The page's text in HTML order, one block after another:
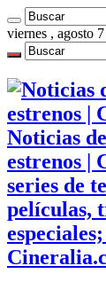
viernes , agosto
Noticias
estrenos |
series de
películas,